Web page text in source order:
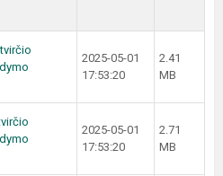
2025-05-01
17:53:20
2.41
MB
2025-05-01
17:53:20
2.71
MB